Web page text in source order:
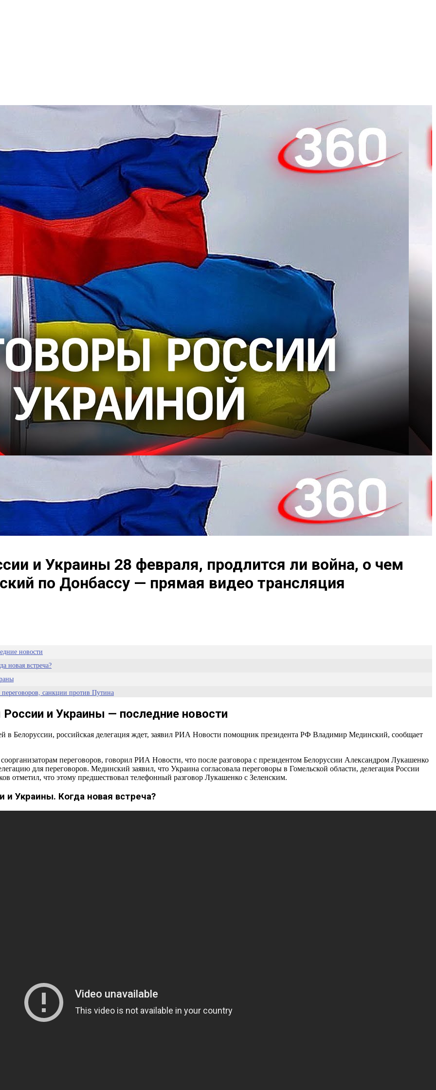
и Украины 28 февраля, продлится ли война, о чем
по Донбассу — прямая видео трансляция
новости
новая встреча?
санкции против Путина
и Украины — последние новости
в Белоруссии, российская делегация ждет, заявил РИА Новости помощник президента РФ Владимир Мединский, сообщает
переговоров, говорил РИА Новости, что после разговора с президентом Белоруссии Александром Лукашенко
для переговоров. Мединский заявил, что Украина согласовала переговоры в Гомельской области, делегация России
отметил, что этому предшествовал телефонный разговор Лукашенко с Зеленским.
и Украины. Когда новая встреча?